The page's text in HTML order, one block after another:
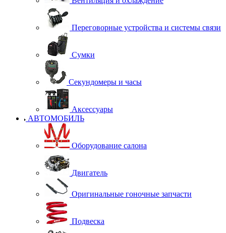
Переговорные устройства и системы связи
Сумки
Секундомеры и часы
Аксессуары
АВТОМОБИЛЬ
Оборудование салона
Двигатель
Оригинальные гоночные запчасти
Подвеска